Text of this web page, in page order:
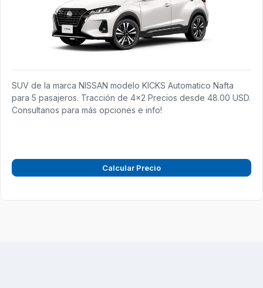
SUV de la marca NISSAN modelo KICKS Automatico Nafta
para 5 pasajeros. Tracción de 4x2 Precios desde 48.00 USD.
Consultanos para más opciones e info!
Calcular Precio